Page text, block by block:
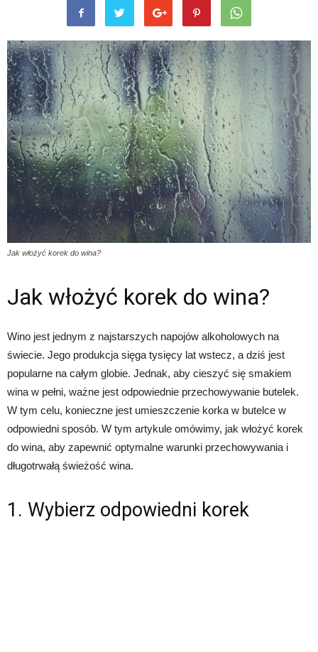
Jak włożyć korek do wina?
Jak włożyć korek do wina?
Wino jest jednym z najstarszych napojów alkoholowych na
świecie. Jego produkcja sięga tysięcy lat wstecz, a dziś jest
popularne na całym globie. Jednak, aby cieszyć się smakiem
wina w pełni, ważne jest odpowiednie przechowywanie butelek.
W tym celu, konieczne jest umieszczenie korka w butelce w
odpowiedni sposób. W tym artykule omówimy, jak włożyć korek
do wina, aby zapewnić optymalne warunki przechowywania i
długotrwałą świeżość wina.
1. Wybierz odpowiedni korek